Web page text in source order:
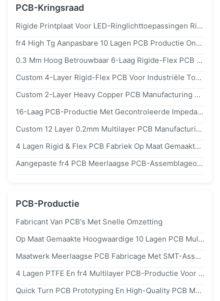
PCB-Kringsraad
Rigide Printplaat Voor LED-Ringlichttoepassingen Rigide Printplaatproductieservice
fr4 High Tg Aanpasbare 10 Lagen PCB Productie Ondersteuning Flexibele Order Fabrieksprijs
0.3 Mm Hoog Betrouwbaar 6-Laag Rigide-Flex PCB Voor Voor Complexe Industriële Toepassingen
Custom 4-Layer Rigid-Flex PCB Voor Industriële Toepassingen Ondersteunen Full Turnkey PCBA Manufacturing
Custom 2-Layer Heavy Copper PCB Manufacturing Voor High Current & Power Toepassingen
16-Laag PCB-Productie Met Gecontroleerde Impedantie Van Prototype Tot Massaproductie
Custom 12 Layer 0.2mm Multilayer PCB Manufacturing & Full Turnkey PCB Assembly Services
4 Lagen Rigid & Flex PCB Fabriek Op Maat Gemaakte FPC One-Stop PCB And PCBA Manufacturing Solution
Aangepaste fr4 PCB Meerlaagse PCB-Assemblageoplossing Met Fabrieksprijs PCB-Fabrikant
PCB-Productie
Fabricant Van PCB's Met Snelle Omzetting
Op Maat Gemaakte Hoogwaardige 10 Lagen PCB Multilayer PCB Fabricage One Stop PCB& PCB Assembly Solution
Maatwerk Meerlaagse PCB Fabricage Met SMT-Assemblage En Turnkey PCBA-Diensten
4 Lagen PTFE En fr4 Multilayer PCB-Productie Voor Industriële Medische En RF-Toepassingen
Quick Turn PCB Prototyping En High-Quality PCB Manufacturing SMT Assembly Voor Kleine Batch Orders